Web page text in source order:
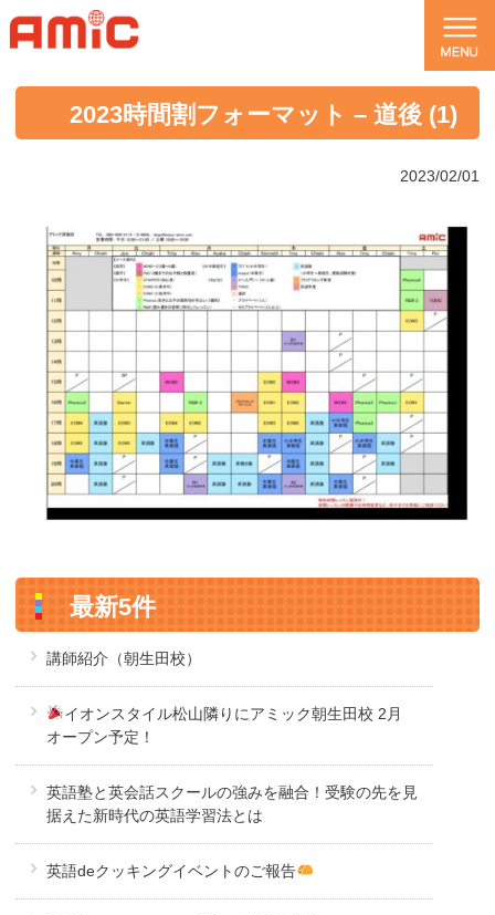
2023時間割フォーマット – 道後 (1)
2023/02/01
最新5件
講師紹介（朝生田校）
イオンスタイル松山隣りにアミック朝生田校 2月
オープン予定！
英語塾と英会話スクールの強みを融合！受験の先を見
据えた新時代の英語学習法とは
英語deクッキングイベントのご報告